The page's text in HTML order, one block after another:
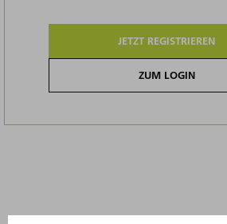
JETZT REGISTRIEREN
ZUM LOGIN